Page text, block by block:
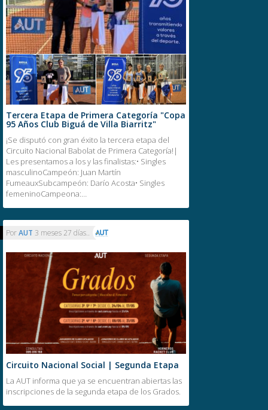
Tercera Etapa de Primera Categoría "Copa
95 Años Club Biguá de Villa Biarritz"
¡Se disputó con gran éxito la tercera etapa del
Circuito Nacional Babolat de Primera Categoría!|
Les presentamos a los y las finalistas:• Singles
masculinoCampeón: Juan Martín
FumeauxSubcampeón: Darío Acosta• Singles
femeninoCampeona:…
PorAUT 3 meses 27 días..
Circuito Nacional Social | Segunda Etapa
La AUT informa que ya se encuentran abiertas las
inscripciones de la segunda etapa de los Grados.